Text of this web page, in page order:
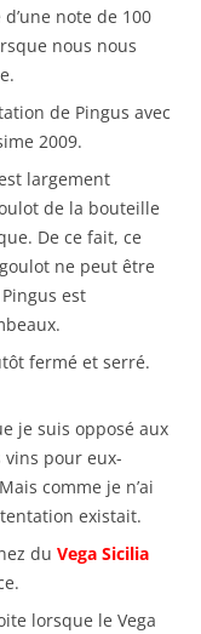
note de 100
nous nous
de Pingus avec
2009.
largement
de la bouteille
De ce fait, ce
ne peut être
est
fermé et serré.
je suis opposé aux
vins pour eux-
comme je n’ai
existait.
du Vega Sicilia
lorsque le Vega